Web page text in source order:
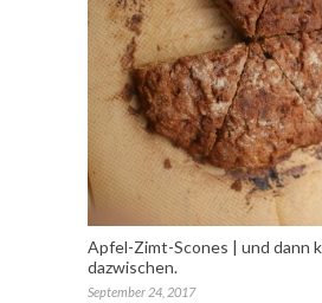
Apfel-Zimt-Scones | und dann
dazwischen.
September 24, 2017